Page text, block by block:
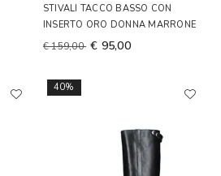
STIVALI TACCO BASSO CON
INSERTO ORO DONNA MARRONE
€ 159,00 € 95,00
40%